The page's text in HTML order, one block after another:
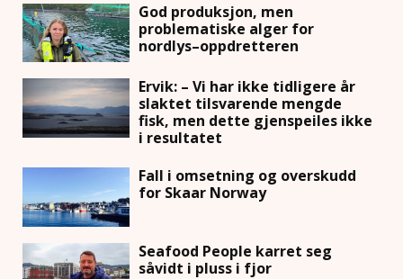
God produksjon, men
problematiske alger for
nordlys–oppdretteren
Ervik: – Vi har ikke tidligere år
slaktet tilsvarende mengde
fisk, men dette gjenspeiles ikke
i resultatet
Fall i omsetning og overskudd
for Skaar Norway
Seafood People karret seg
såvidt i pluss i fjor